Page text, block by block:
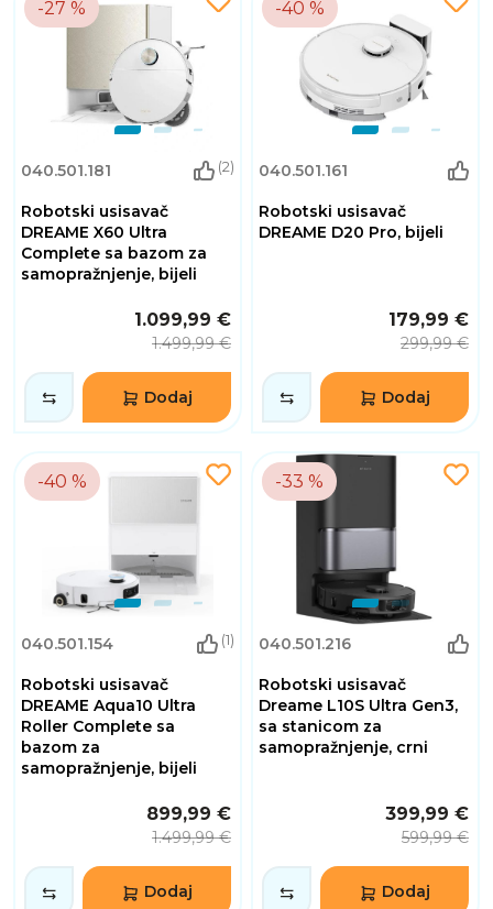
-27 %
040.501.181 (2)
Robotski usisavač
DREAME X60 Ultra
Complete sa bazom za
samopražnjenje, bijeli
1.099,99 €
1.499,99 €
Dodaj
-40 %
040.501.161
Robotski usisavač
DREAME D20 Pro, bijeli
179,99 €
299,99 €
Dodaj
-40 %
040.501.154 (1)
Robotski usisavač
DREAME Aqua10 Ultra
Roller Complete sa
bazom za
samopražnjenje, bijeli
899,99 €
1.499,99 €
Dodaj
-33 %
040.501.216
Robotski usisavač
Dreame L10S Ultra Gen3,
sa stanicom za
samopražnjenje, crni
399,99 €
599,99 €
Dodaj